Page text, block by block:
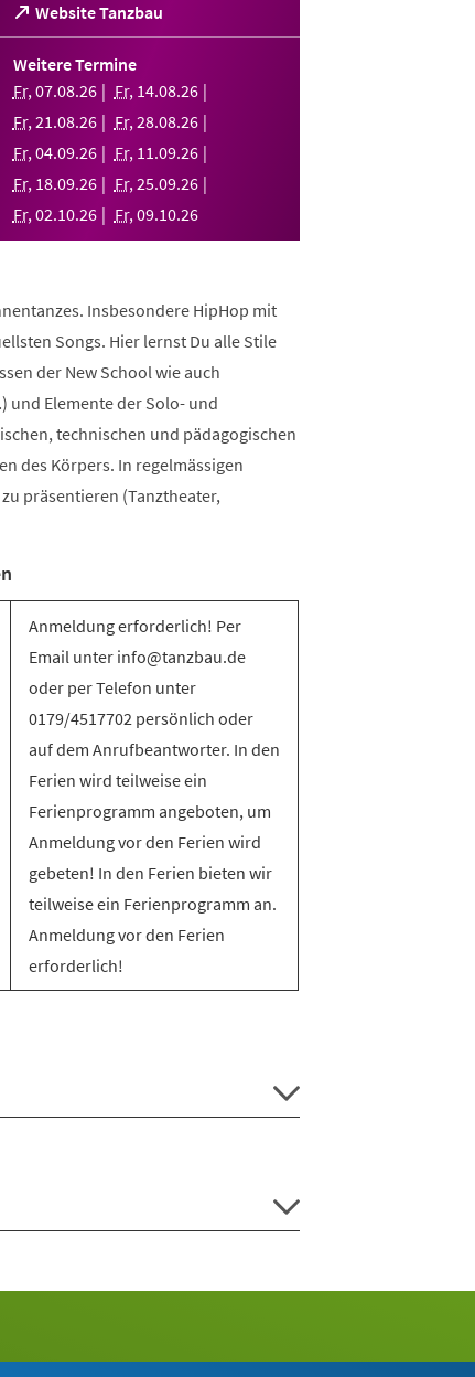
Website Tanzbau
(Öffnet
in
einem
Tab)
Weitere Termine
Fr,07.08.26 Fr, 14.08.26
Fr,21.08.26 Fr,28.08.26
Fr,04.09.26 Fr, 11.09.26
Fr, 18.09.26 Fr,25.09.26
Fr,02.10.26 Fr,09.10.26
Insbesondere HipHop mit
Songs. Hier lernst Du alle Stile
der New School wie auch
und Elemente der Solo- und
technischen und pädagogischen
des Körpers. In regelmässigen
präsentieren (Tanztheater,
Anmeldung erforderlich! Per
Email unter info@tanzbau.de
oder per Telefon unter
0179/4517702 persönlich oder
auf dem Anrufbeantworter. In den
Ferien wird teilweise ein
Ferienprogramm angeboten, um
Anmeldung vor den Ferien wird
gebeten! In den Ferien bieten wir
teilweise ein Ferienprogramm an.
Anmeldung vor den Ferien
erforderlich!